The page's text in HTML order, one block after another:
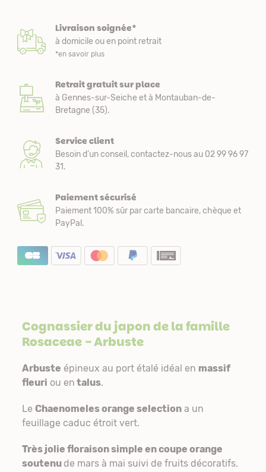
Livraison soignée*
à domicile ou en point retrait
*en savoir plus
Retrait gratuit sur place
à Gennes-sur-Seiche et à Montauban-de-
Bretagne (35).
Service client
Besoin d’un conseil, contactez-nous au 02 99 96 97
31.
Paiement sécurisé
Paiement 100% sûr par carte bancaire, chèque et
PayPal.
Cognassier du japon de la famille
Rosaceae- Arbuste
Arbuste épineux au port étalé idéal en massif
fleuri ou en talus.
Le Chaenomeles orange selectiona un
feuillage caduc étroit vert.
Très jolie floraison simple en coupe orange
soutenu de mars à mai suivi de fruits décoratifs.